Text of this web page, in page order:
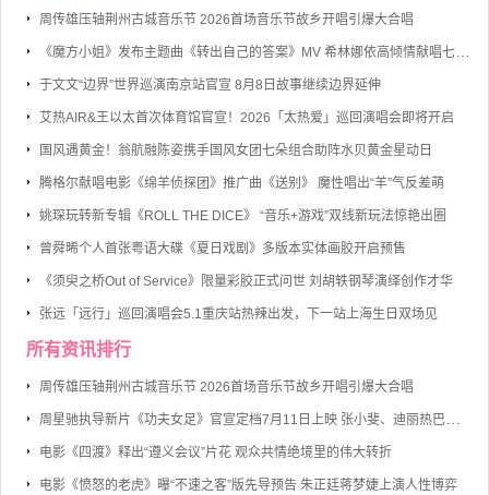
周传雄压轴荆州古城音乐节 2026首场音乐节故乡开唱引爆大合唱
《魔方小姐》发布主题曲《转出自己的答案》MV 希林娜依高倾情献唱七旬奶奶勇敢逐梦
于文文“边界”世界巡演南京站官宣 8月8日故事继续边界延伸
艾热AIR&王以太首次体育馆官宣！2026「太热爱」巡回演唱会即将开启
国风遇黄金！翁航融陈姿携手国风女团七朵组合助阵水贝黄金星动日
腾格尔献唱电影《绵羊侦探团》推广曲《送别》 魔性唱出“羊”气反差萌
姚琛玩转新专辑《ROLL THE DICE》 “音乐+游戏”双线新玩法惊艳出圈
曾舜晞个人首张粤语大碟《夏日戏剧》多版本实体画胶开启预售
《须臾之桥Out of Service》限量彩胶正式问世 刘胡轶钢琴演绎创作才华
张远「远行」巡回演唱会5.1重庆站热辣出发，下一站上海生日双场见
所有资讯排行
周传雄压轴荆州古城音乐节 2026首场音乐节故乡开唱引爆大合唱
周星驰执导新片《功夫女足》官宣定档7月11日上映 张小斐、迪丽热巴、张艺兴领衔主演
电影《四渡》释出“遵义会议”片花 观众共情绝境里的伟大转折
电影《愤怒的老虎》曝“不速之客”版先导预告 朱正廷蒋梦婕上演人性博弈